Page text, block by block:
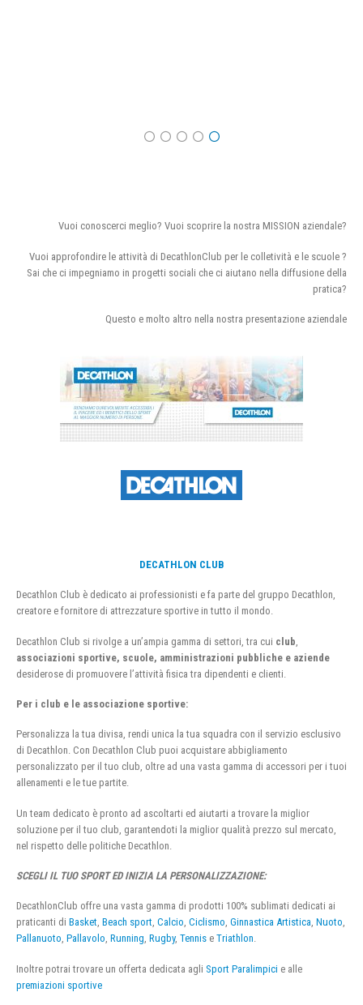
Vuoi conoscerci meglio? Vuoi scoprire la nostra MISSION aziendale?
Vuoi approfondire le attività di DecathlonClub per le colletività e le scuole ?
Sai che ci impegniamo in progetti sociali che ci aiutano nella diffusione della
pratica?
Questo e molto altro nella nostra presentazione aziendale
DECATHLON CLUB
Decathlon Club è dedicato ai professionisti e fa parte del gruppo Decathlon,
creatore e fornitore di attrezzature sportive in tutto il mondo.
Decathlon Club si rivolge a un’ampia gamma di settori, tra cui club
associazioni sportive, scuole, amministrazioni pubbliche e aziende
desiderose di promuovere l’attività fisica tra dipendenti e clienti.
Per i club e le associazione sportive:
Personalizza la tua divisa, rendi unica la tua squadra con il servizio esclusivo
di Decathlon. Con Decathlon Club puoi acquistare abbigliamento
personalizzato per il tuo club, oltre ad una vasta gamma di accessori per i tuoi
allenamenti e le tue partite.
Un team dedicato è pronto ad ascoltarti ed aiutarti a trovare la miglior
soluzione per il tuo club, garantendoti la miglior qualità prezzo sul mercato,
nel rispetto delle politiche Decathlon.
SCEGLI IL TUO SPORT ED INIZIA LA PERSONALIZZAZIONE:
DecathlonClub offre una vasta gamma di prodotti 100% sublimati dedicati ai
praticanti di Basket, Beach sport, Calcio, Ciclismo, Ginnastica Artistica, Nuoto,
Pallanuoto, Pallavolo, Running, Rugby, Tennis e Triathlon.
Inoltre potrai trovare un offerta dedicata agli Sport Paralimpici e alle
premiazioni sportive